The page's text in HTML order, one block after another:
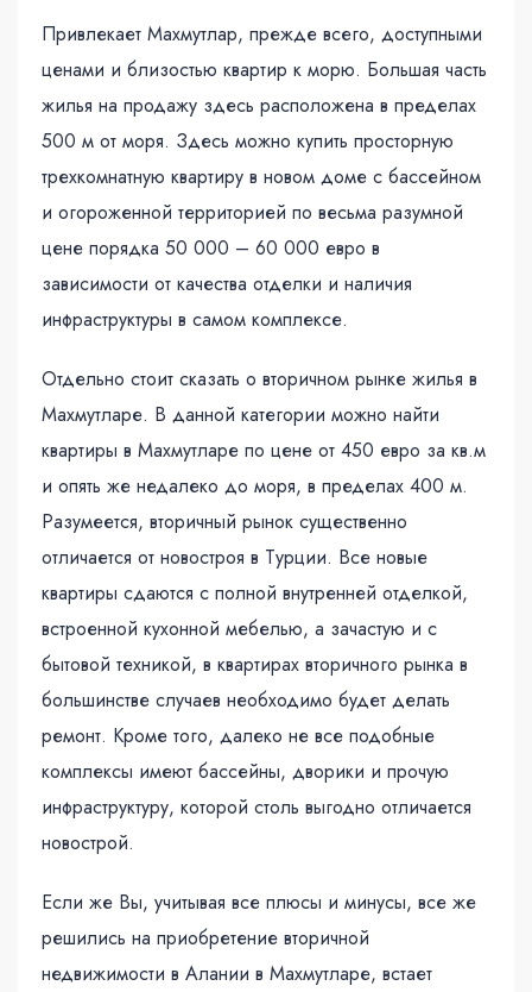
Привлекает Махмутлар, прежде всего, доступными
ценами и близостью квартир к морю. Большая часть
жилья на продажу здесь расположена в пределах
500 м от моря. Здесь можно купить просторную
трехкомнатную квартиру в новом доме с бассейном
и огороженной территорией по весьма разумной
цене порядка 50 000 – 60 000 евро в
зависимости от качества отделки и наличия
инфраструктуры в самом комплексе.
Отдельно стоит сказать о вторичном рынке жилья в
Махмутларе. В данной категории можно найти
квартиры в Махмутларе по цене от 450 евро за кв.м
и опять же недалеко до моря, в пределах 400 м.
Разумеется, вторичный рынок существенно
отличается от новостроя в Турции. Все новые
квартиры сдаются с полной внутренней отделкой,
встроенной кухонной мебелью, а зачастую и с
бытовой техникой, в квартирах вторичного рынка в
большинстве случаев необходимо будет делать
ремонт. Кроме того, далеко не все подобные
комплексы имеют бассейны, дворики и прочую
инфраструктуру, которой столь выгодно отличается
новострой.
Если же Вы, учитывая все плюсы и минусы, все же
решились на приобретение вторичной
недвижимости в Алании в Махмутларе, встает